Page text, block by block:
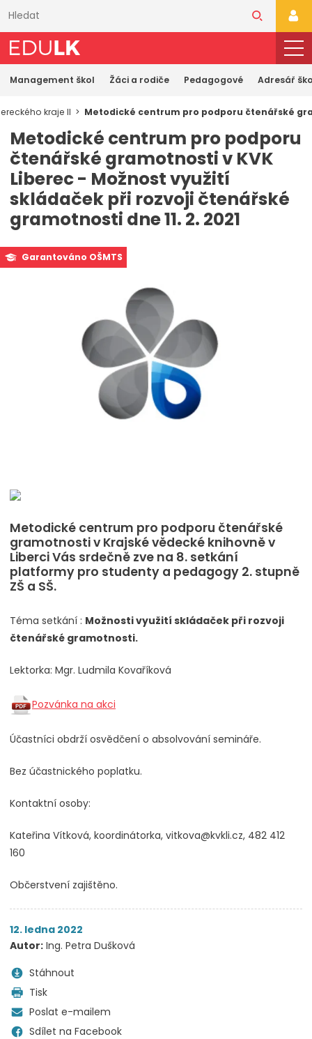
obsahu
Management škol Žáci a rodiče Pedagogové Adresář
kraje II Metodické centrum pro podporu čtenářské
Metodické centrum pro podporu
čtenářské gramotnosti v KVK
Liberec - Možnost využití
skládaček při rozvoji čtenářské
gramotnosti dne 11. 2. 2021
Garantováno OŠMTS
Metodické centrum pro podporu čtenářské
gramotnosti v Krajské vědecké knihovně v
Liberci Vás srdečně zve na 8. setkání
platformy pro studenty a pedagogy 2. stupně
ZŠ a SŠ.
Téma setkání : Možnosti využití skládaček při rozvoji
čtenářské gramotnosti.
Lektorka: Mgr. Ludmila Kovaříková
Pozvánka na akci
Účastníci obdrží osvědčení o absolvování semináře.
Bez účastnického poplatku.
Kontaktní osoby:
Kateřina Vítková, koordinátorka, vitkova@kvkli.cz, 482 412
160
Občerstvení zajištěno.
12. ledna 2022
Autor: Ing. Petra Dušková
Stáhnout
Tisk
Poslat e-mailem
Sdílet na Facebook